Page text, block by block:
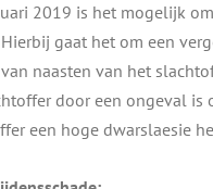
2019 is het mogelijk
gaat het om een
naasten van het
door een ongeval is
een hoge dwarslaesie